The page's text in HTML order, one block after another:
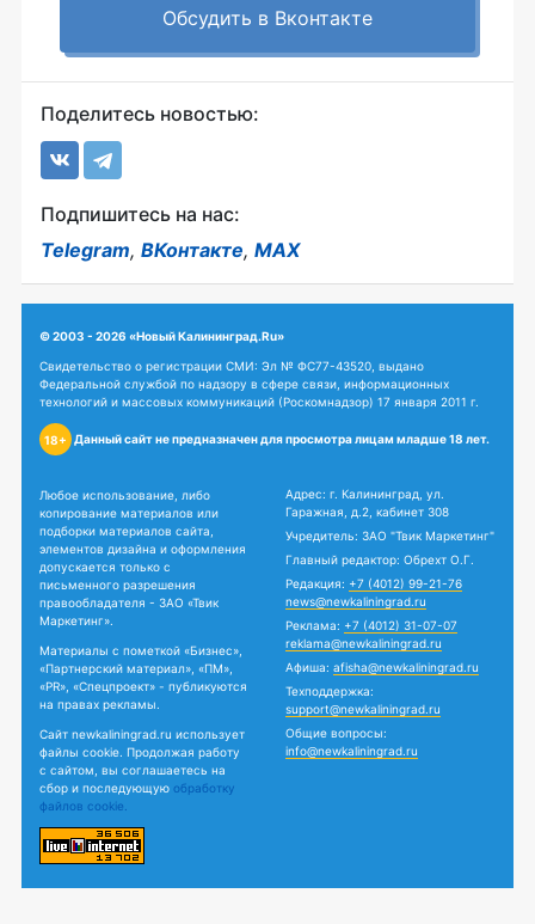
Обсудить в Вконтакте
Поделитесь новостью:
Подпишитесь на нас:
Telegram, ВКонтакте, MAX
© 2003 - 2026 «Новый Калининград.Ru»
Свидетельство о регистрации СМИ: Эл № ФС77-43520, выдано
Федеральной службой по надзору в сфере связи, информационных
технологий и массовых коммуникаций (Роскомнадзор) 17 января 2011 г.
18+ Данный сайт не предназначен для просмотра лицам младше 18 лет.
Любое использование, либо
копирование материалов или
подборки материалов сайта,
элементов дизайна и оформления
допускается только с
письменного разрешения
правообладателя - ЗАО «Твик
Маркетинг».
Материалы с пометкой «Бизнес»,
«Партнерский материал», «ПМ»,
«PR», «Спецпроект» - публикуются
на правах рекламы.
Сайт newkaliningrad.ru использует
файлы cookie. Продолжая работу
с сайтом, вы соглашаетесь на
сбор и последующую обработку
файлов cookie.
Адрес: г. Калининград, ул.
Гаражная, д.2, кабинет 308
Учредитель: ЗАО "Твик Маркетинг"
Главный редактор: Обрехт О.Г.
Редакция: +7 (4012) 99-21-76
news@newkaliningrad.ru
Реклама: +7 (4012) 31-07-07
reklama@newkaliningrad.ru
Афиша: afisha@newkaliningrad.ru
Техподдержка:
support@newkaliningrad.ru
Общие вопросы:
info@newkaliningrad.ru